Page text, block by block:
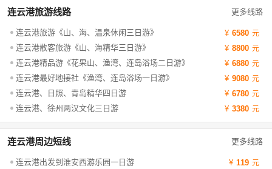
更多线路
连云港旅游线路
6580
连云港旅游《山、海、温泉休闲三日游》
8800
连云港散客旅游《山、海精华三日游》
6880
连云港精品游《花果山、渔湾、连岛浴场二日游》
9080
连云港最好地接社《渔湾、连岛浴场一日游》
6780
连云港、日照、青岛精华四日游
3380
连云港、徐州两汉文化三日游
更多线路
连云港周边短线
119
连云港出发到淮安西游乐园一日游